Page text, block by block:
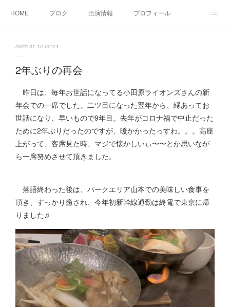
HOME ブログ 出演情報 プロフィール
2022.01.12 05:14
2年ぶりの再会
昨日は、毎年お世話になってる小田原ライオンズさんの新
年会での一席でした。二ツ目になった翌年から、縁あってお
世話になり、早いもので9年目。去年がコロナ禍で中止だった
ために2年ぶりだったのですが、暖かかったっすわ。。。高座
上がって、客席見た時、マジで懐かしいぃ〜〜とか思いなが
ら一席努めさせて頂きました。
落語終わった後は、パークエリア山本での美味しい食事を
頂き、すっかり癒され、今年初新幹線通勤は終電で東京に帰
りました♫